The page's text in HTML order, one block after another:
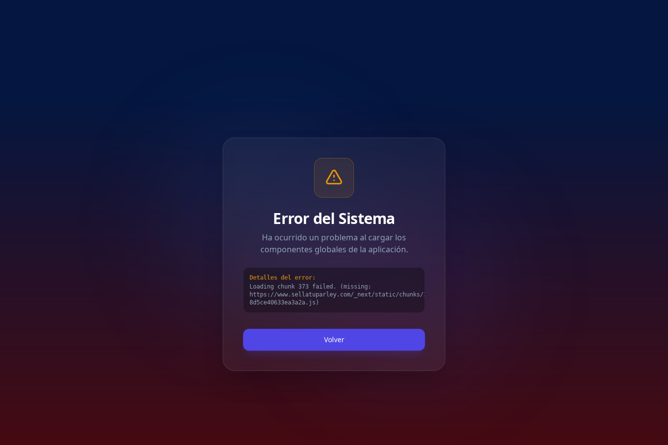
Error del Sistema
Ha ocurrido un problema al cargar los
componentes globales de la aplicación.
Detalles del error:
Loading chunk 373 failed. (missing:
https://www.sellatuparley.com/_next/static/chunks/373-
8d5ce40633ea3a2a.js)
Volver